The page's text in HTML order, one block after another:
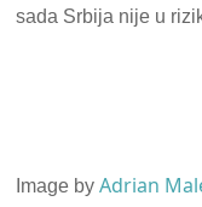
sada Srbija nije u
Image byAdrian